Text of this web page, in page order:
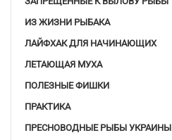
ИЗ ЖИЗНИ РЫБАКА
ЛАЙФХАК ДЛЯ НАЧИНАЮЩИХ
ЛЕТАЮЩАЯ МУХА
ПОЛЕЗНЫЕ ФИШКИ
ПРАКТИКА
ПРЕСНОВОДНЫЕ РЫБЫ УКРАИНЫ